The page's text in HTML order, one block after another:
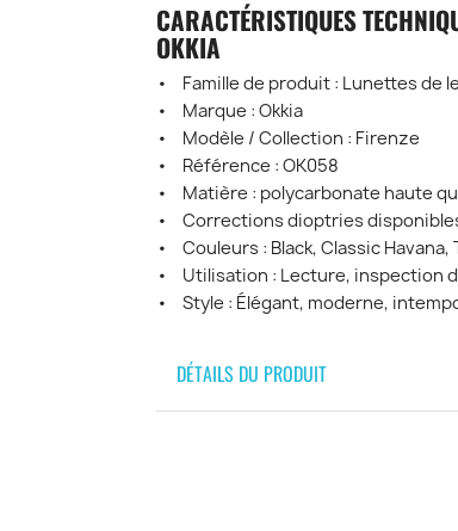
CARACTÉRISTIQUES
OKKIA
• Famille de produit : Lunettes de
• Marque : Okkia
• Modèle / Collection : Firenze
• Référence : OK058
• Matière : polycarbonate haute
• Corrections dioptries disponibles
• Couleurs : Black, Classic Havana,
• Utilisation : Lecture, inspection
• Style : Élégant, moderne,
DÉTAILS DU PRODUIT